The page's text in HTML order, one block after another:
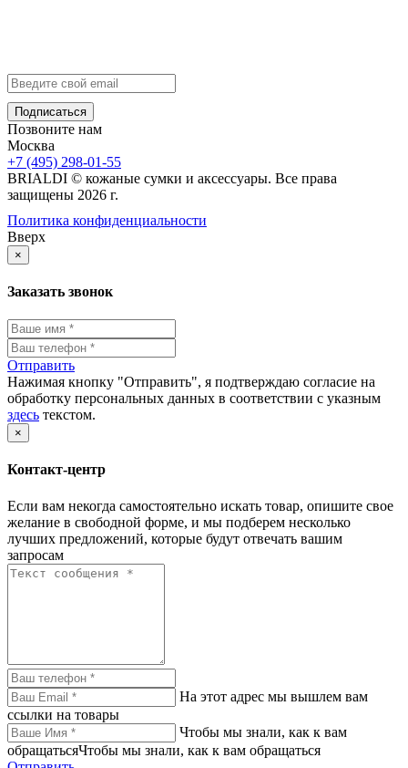
Позвоните нам
Москва
+7 (495) 298-01-55
BRIALDI © кожаные сумки и аксессуары. Все права
защищены 2026 г.
Политика конфиденциальности
Вверх
×
Заказать звонок
Отправить
Нажимая кнопку "Отправить", я подтверждаю согласие на
обработку персональных данных в соответствии с указным
здесь текстом.
×
Контакт-центр
Если вам некогда самостоятельно искать товар, опишите свое
желание в свободной форме, и мы подберем несколько
лучших предложений, которые будут отвечать вашим
запросам
На этот адрес мы вышлем вам
ссылки на товары
Чтобы мы знали, как к вам
обращатьсяЧтобы мы знали, как к вам обращаться